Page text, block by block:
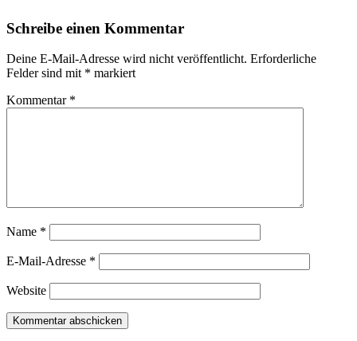
Schreibe einen Kommentar
Deine E-Mail-Adresse wird nicht veröffentlicht. Erforderliche
Felder sind mit * markiert
Kommentar *
Name *
E-Mail-Adresse *
Website